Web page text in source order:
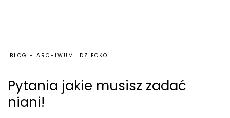
BLOG - ARCHIWUM DZIECKO
Pytania jakie musisz zadać
niani!